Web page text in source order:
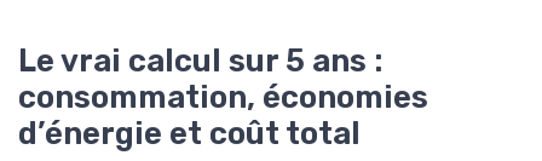
Le vrai calcul sur 5 ans :
consommation, économies
d’énergie et coût total